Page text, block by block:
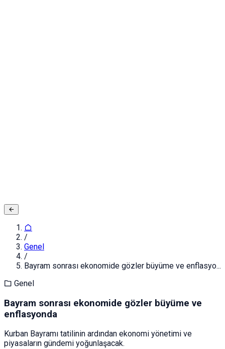
/
Genel
/
Bayram sonrası ekonomide gözler büyüme ve enflasyo...
Genel
Bayram sonrası ekonomide gözler büyüme ve
enflasyonda
Kurban Bayramı tatilinin ardından ekonomi yönetimi ve
piyasaların gündemi yoğunlaşacak.